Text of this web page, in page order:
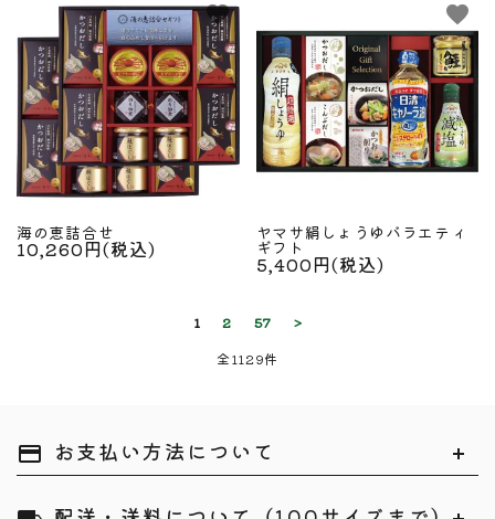
海の恵詰合せ
10,260円(税込)
favorite
ヤマサ絹しょうゆバラエティ
ギフト
5,400円(税込)
favorite
1 2 57
>
全1129件
payment お支払い方法について